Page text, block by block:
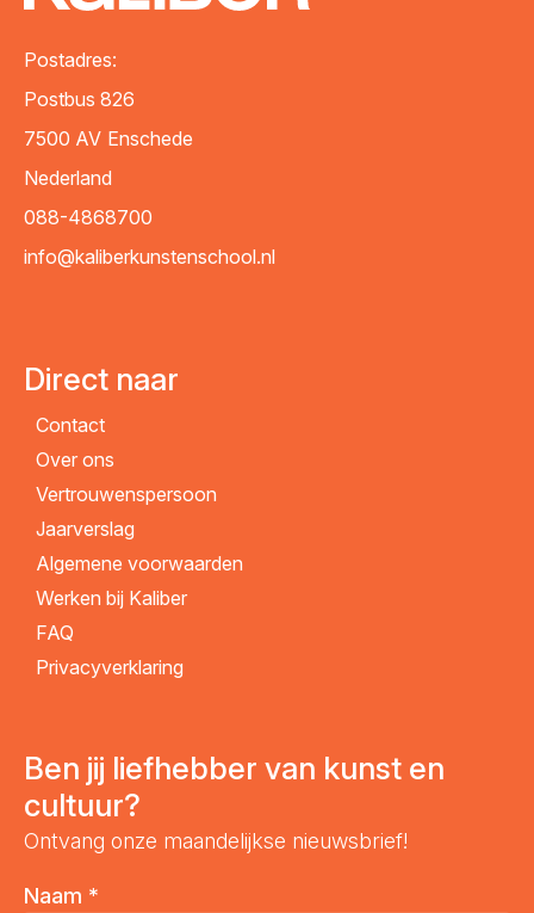
Postadres:
Postbus 826
7500 AV Enschede
Nederland
088-4868700
info@kaliberkunstenschool.nl
Direct naar
Contact
Over ons
Vertrouwenspersoon
Jaarverslag
Algemene voorwaarden
Werken bij Kaliber
FAQ
Privacyverklaring
Ben jij liefhebber van kunst en
cultuur?
Ontvang onze maandelijkse nieuwsbrief!
Naam *